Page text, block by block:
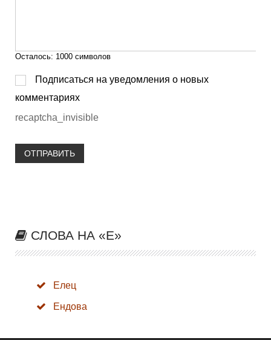
Осталось: 1000 символов
Подписаться на уведомления о новых
комментариях
recaptcha_invisible
ОТПРАВИТЬ
СЛОВА НА «Е»
Елец
Ендова